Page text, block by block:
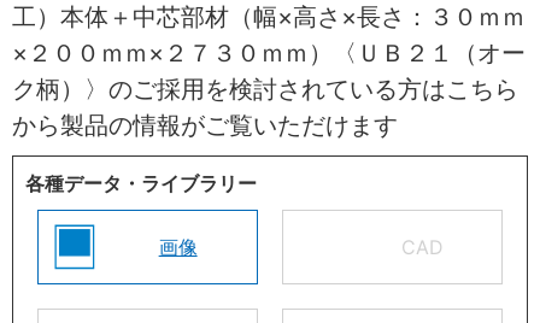
工）本体＋中芯部材（幅×高さ×長さ：３０ｍｍ
×２００ｍｍ×２７３０ｍｍ）〈ＵＢ２１（オー
ク柄）〉のご採用を検討されている方はこちら
から製品の情報がご覧いただけます
各種データ・ライブラリー
画像 CAD